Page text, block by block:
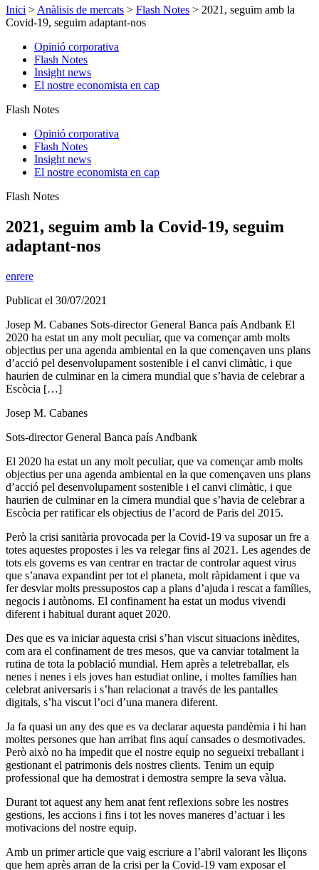
Inici > Anàlisis de mercats > Flash Notes > 2021, seguim amb la
Covid-19, seguim adaptant-nos
Opinió corporativa
Flash Notes
Insight news
El nostre economista en cap
Flash Notes
Opinió corporativa
Flash Notes
Insight news
El nostre economista en cap
Flash Notes
2021, seguim amb la Covid-19, seguim
adaptant-nos
enrere
Publicat el 30/07/2021
Josep M. Cabanes Sots-director General Banca país Andbank El
2020 ha estat un any molt peculiar, que va començar amb molts
objectius per una agenda ambiental en la que començaven uns plans
d’acció pel desenvolupament sostenible i el canvi climàtic, i que
haurien de culminar en la cimera mundial que s’havia de celebrar a
Escòcia […]
Josep M. Cabanes
Sots-director General Banca país Andbank
El 2020 ha estat un any molt peculiar, que va començar amb molts
objectius per una agenda ambiental en la que començaven uns plans
d’acció pel desenvolupament sostenible i el canvi climàtic, i que
haurien de culminar en la cimera mundial que s’havia de celebrar a
Escòcia per ratificar els objectius de l’acord de Paris del 2015.
Però la crisi sanitària provocada per la Covid-19 va suposar un fre a
totes aquestes propostes i les va relegar fins al 2021. Les agendes de
tots els governs es van centrar en tractar de controlar aquest virus
que s’anava expandint per tot el planeta, molt ràpidament i que va
fer desviar molts pressupostos cap a plans d’ajuda i rescat a famílies,
negocis i autònoms. El confinament ha estat un modus vivendi
diferent i habitual durant aquet 2020.
Des que es va iniciar aquesta crisi s’han viscut situacions inèdites,
com ara el confinament de tres mesos, que va canviar totalment la
rutina de tota la població mundial. Hem après a teletreballar, els
nenes i nenes i els joves han estudiat online, i moltes famílies han
celebrat aniversaris i s’han relacionat a través de les pantalles
digitals, s’ha viscut l’oci d’una manera diferent.
Ja fa quasi un any des que es va declarar aquesta pandèmia i hi han
moltes persones que han arribat fins aquí cansades o desmotivades.
Però això no ha impedit que el nostre equip no segueixi treballant i
gestionant el patrimonis dels nostres clients. Tenim un equip
professional que ha demostrat i demostra sempre la seva vàlua.
Durant tot aquest any hem anat fent reflexions sobre les nostres
gestions, les accions i fins i tot les noves maneres d’actuar i les
motivacions del nostre equip.
Amb un primer article que vaig escriure a l’abril valorant les lliçons
que hem après arran de la crisi per la Covid-19 vam exposar el